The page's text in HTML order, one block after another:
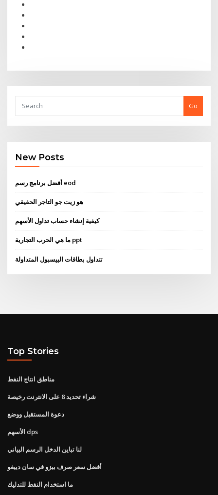
Go
New Posts
أفضل برنامج رسم eod
هو زيت جو التاجر الحقيقي
كيفية إنشاء حساب تداول الأسهم
ما هي الحرب التجارية ppt
تتداول بطاقات البيسبول المتداولة
Top Stories
مناطق انتاج النفط
شراء تحديد 8 على الانترنت رخيصة
دعوة المستقبل ووضع
الأسهم dps
لنا تباين الدخل الرسم البياني
أفضل سعر صرف بيزو في سان دييغو
ما استخدام النفط للتدليك